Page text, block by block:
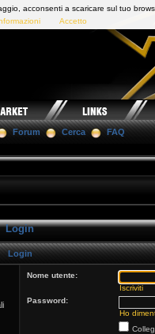
Forum Cerca FAQ
Login
Login
Nome utente:
Iscriviti
Password:
Ho
acconsenti a scaricare sul tuo
Accetto